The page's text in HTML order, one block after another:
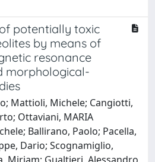
potentially toxic
by means of
resonance
morphological-
Mattioli, Michele; Cangiotti,
Ottaviani, MARIA
Ballirano, Paolo; Pacella,
Dario; Scognamiglio,